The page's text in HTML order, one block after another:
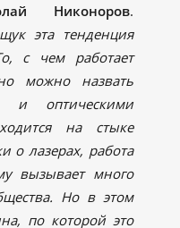
Никоноров.
эта тенденция
с чем работает
можно назвать
и оптическими
на стыке
о лазерах, работа
вызывает много
Но в этом
по которой это